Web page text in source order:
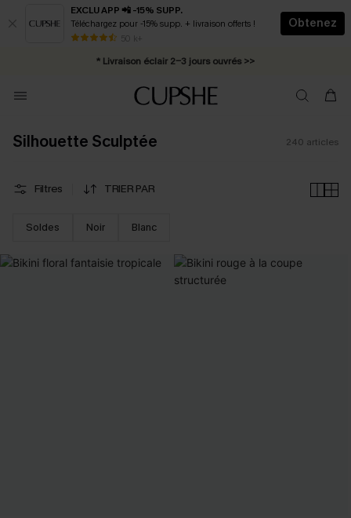
EXCLU APP 📲 -15% SUPP.
Téléchargez pour -15% supp. + livraison offerts !
50 k+
Obtenez
* Livraison éclair 2-3 jours ouvrés >>
Abonnement E-mail : -25% dès 4 achetés >>
Silhouette Sculptée 240 articles
Filtres TRIER PAR
Soldes Noir Blanc